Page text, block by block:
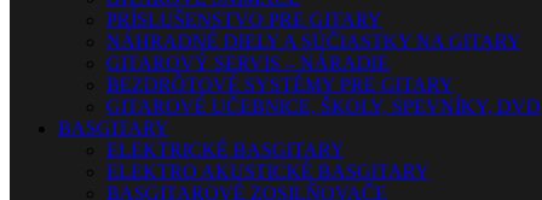
PRÍSLUŠENSTVO PRE GITARY
NÁHRADNÉ DIELY A SÚČIASTKY NA GITARY
GITAROVÝ SERVIS – NÁRADIE
BEZDRÔTOVÉ SYSTÉMY PRE GITARY
GITAROVÉ UČEBNICE, ŠKOLY, SPEVNÍKY, DVD
BASGITARY
ELEKTRICKÉ BASGITARY
ELEKTRO AKUSTICKÉ BASGITARY
BASGITAROVÉ ZOSILŇOVAČE